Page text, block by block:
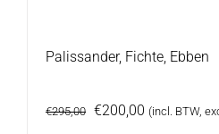
Palissander, Fichte, Ebben
€295,00 Oorspronkelijke
€200,00 Huidige
(incl. BTW,